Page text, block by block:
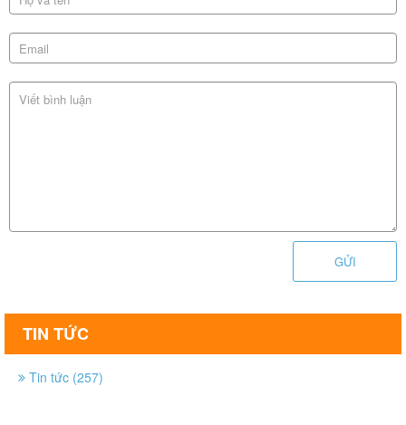
GỬI
TIN TỨC
Tin tức (257)